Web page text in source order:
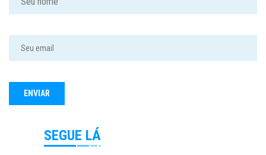
SEGUE LÁ